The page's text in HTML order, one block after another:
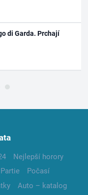
di Garda. Prchají
Nejlepší horory
Partie
Počasí
Auto – katalog